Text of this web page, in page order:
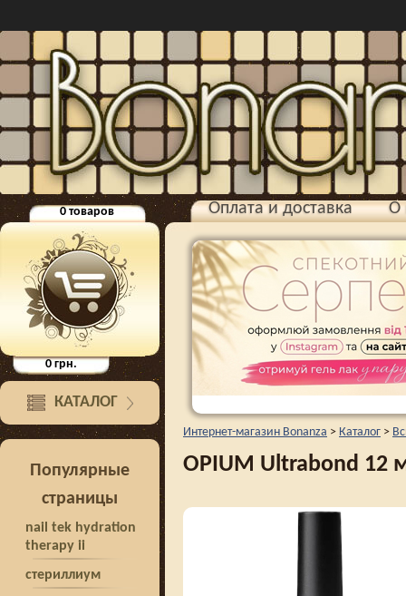
0товаров
0грн.
КАТАЛОГ
Популярные
страницы
nail tek hydration
therapy ii
стериллиум
Оплата и доставка О
Интернет-магазин Bonanza > Каталог >
OPIUM Ultrabond 12